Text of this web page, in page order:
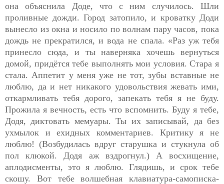
она объяснила Доде, что с ним случилось. Шли
проливные дожди. Город затопило, и кроватку Доди
вынесло из окна и носило по волнам пару часов, пока
дождь не прекратился, и вода не спала. «Раз уж тебя
принесло сюда, и ты наверняка хочешь вернуться
домой, придётся тебе выполнять мои условия. Стара я
стала. Аппетит у меня уже не тот, зубы вставные не
люблю, да и нет никакого удовольствия жевать ими,
откармливать тебя дорого, запекать тебя я не буду.
Прожила я вечность, есть что вспомнить. Буду я тебе,
Додя, диктовать мемуары. Ты их записывай, да без
ухмылок и ехидных комментариев. Критику я не
люблю! (Возбудилась вдруг старушка и стукнула об
пол клюкой. Додя аж вздрогнул.) А восхищение,
аплодисменты, это я люблю. Глядишь, и срок тебе
скошу. Вот тебе волшебная клавиатура-самописка-